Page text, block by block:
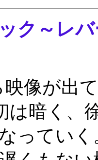
ク～レ
像が出
は暗く、
ってい